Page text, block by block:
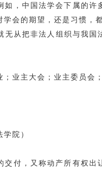
如，中国法学会下属的
学会的期望，还是习惯
无从把非法人组织与我
业主大会；业主委员会
院）
交付，又称动产所有权